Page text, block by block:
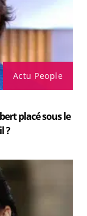
Actu People
placé sous le
?